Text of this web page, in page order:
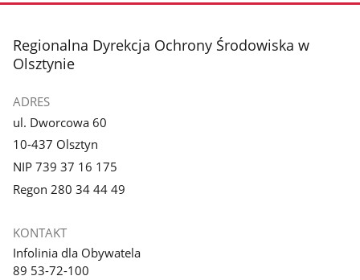
stopka
Regionalna Dyrekcja Ochrony Środowiska w
Olsztynie
ADRES
ul. Dworcowa 60
10-437 Olsztyn
NIP 739 37 16 175
Regon 280 34 44 49
KONTAKT
Infolinia dla Obywatela
89 53-72-100